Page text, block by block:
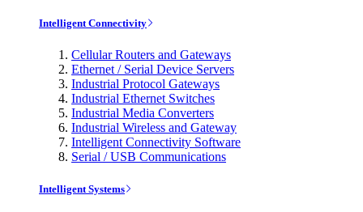
Intelligent Connectivity
Cellular Routers and Gateways
Ethernet / Serial Device Servers
Industrial Protocol Gateways
Industrial Ethernet Switches
Industrial Media Converters
Industrial Wireless and Gateway
Intelligent Connectivity Software
Serial / USB Communications
Intelligent Systems